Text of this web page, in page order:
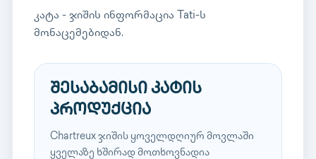
კატა - ჯიშის ინფორმაცია Tati-ს
მონაცემებიდან.
შესაბამისი კატის
პროდუქცია
Chartreux ჯიშის ყოველდღიურ მოვლაში
ყველაზე ხშირად მოთხოვნადია